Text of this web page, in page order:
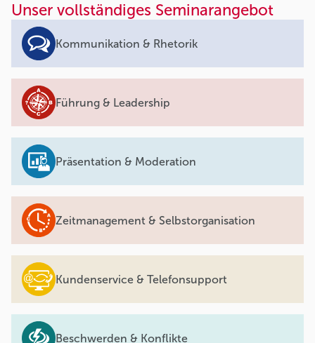
Unser vollständiges Seminarangebot
Kommunikation & Rhetorik
Führung & Leadership
Präsentation & Moderation
Zeitmanagement & Selbstorganisation
Kundenservice & Telefonsupport
Beschwerden & Konflikte